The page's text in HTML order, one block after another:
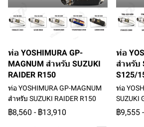
ท่อ YOSHIMURA GP-
MAGNUM สำหรับ SUZUKI
RAIDER R150
ท่อ YOSHIMURA GP-MAGNUM
สำหรับ SUZUKI RAIDER R150
฿8,560 - ฿13,910
ท่อ
สำหรับ
S125/
ท่อ
SUZUKI
฿9,555-